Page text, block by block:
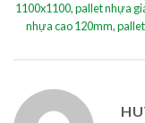
1100x1100,pallet nhựa
nhựa cao 120mm,